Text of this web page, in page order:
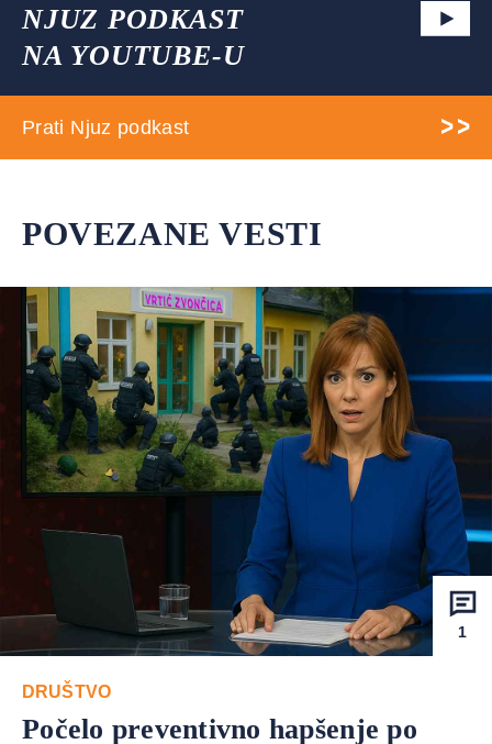
NJUZ PODKAST
NA YOUTUBE-U
Prati Njuz podkast
POVEZANE VESTI
1
DRUŠTVO
Počelo preventivno hapšenje po